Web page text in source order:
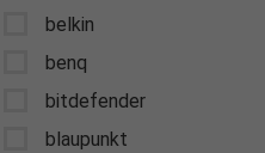
belkin
benq
bitdefender
blaupunkt